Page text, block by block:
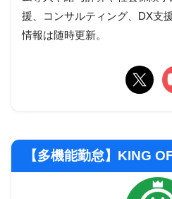
援、コンサルティング、DX支
情報は随時更新。
【多機能勤怠】KING